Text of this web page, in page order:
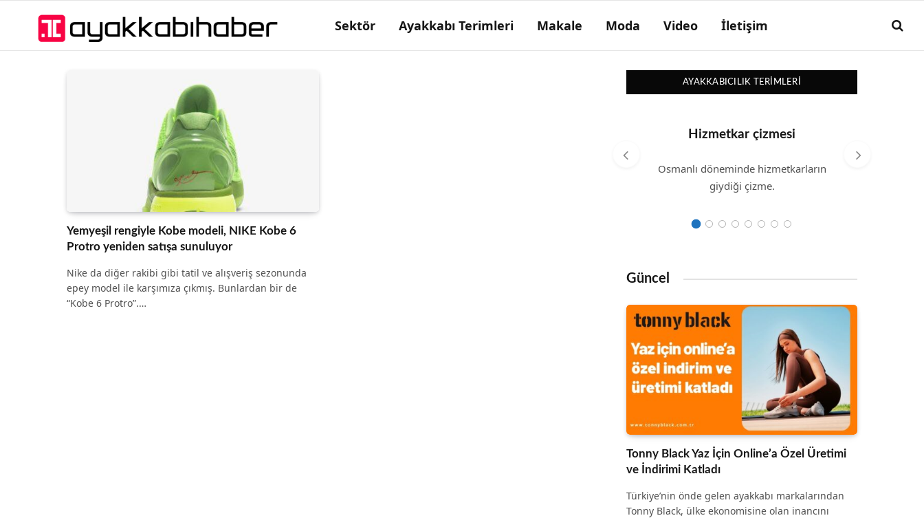
Sektör Ayakkabı Terimleri Makale Moda Video İletişim
Yemyeşil rengiyle Kobe modeli, NIKE Kobe 6
Protro yeniden satışa sunuluyor
Nike da diğer rakibi gibi tatil ve alışveriş sezonunda
epey model ile karşımıza çıkmış. Bunlardan bir de
“Kobe 6 Protro”.…
AYAKKABICILIK TERIMLERI
Hizmetkar çizmesi
Osmanlı döneminde hizmetkarların
giydiği çizme.
Güncel
Tonny Black Yaz İçin Online’a Özel Üretimi
ve İndirimi Katladı
Türkiye’nin önde gelen ayakkabı markalarından
Tonny Black, ülke ekonomisine olan inancını